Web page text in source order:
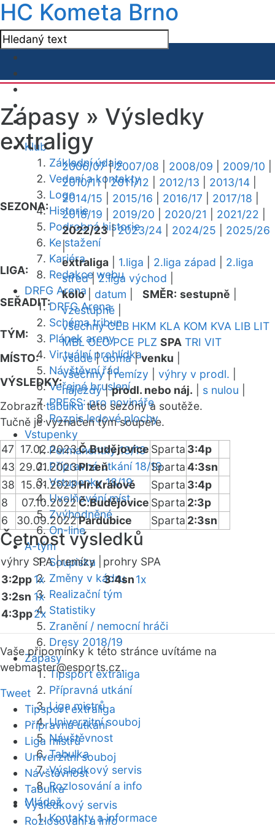
HC Kometa Brno
Klub
Základní údaje
Vedení a kontakty
Logo
Historie
Podrobná historie
Ke stažení
Kariéra
Redakce webu
DRFG Arena
DRFG Arena
Schéma tribun
Plánek areny
Virtuální prohlídka
Návštěvní řád
Veřejné bruslení
PRESS: pro novináře
Rozpis ledové plochy
Vstupenky
Permanentky 18/19
Přípravná utkání 18/19
Vstupenky 18/19
Uvolňování míst
Zvýhodněné
On-line
A-tým
Soupiska
Změny v kádru
Realizační tým
Statistiky
Zranění / nemocní hráči
Dresy 2018/19
Zápasy
Tipsport extraliga
Přípravná utkání
Liga mistrů
Univerzitní souboj
Návštěvnost
Tabulka
Výsledkový servis
Rozlosování a info
Mládež
Kontakty a informace
Zápasy » Výsledky
extraligy
SEZONA:
2006/07|2007/08 2008/09 2009/10
2010/11|2011/12 2012/13 2013/14
2014/15
2015/16 2016/17 2017/18
2018/19
2019/20 2020/21 2021/22
2022/23|2023/24 2024/25
2025/26
|
LIGA:
extraliga 1.liga 2.liga západ
2.liga
střed|2.liga východ
SEŘADIT:
kolo| datum SMĚR: sestupně
vzestupně
TÝM:
všechny CEB HKM KLA KOM KVA LIB LIT
MBL OLO PCE PLZ SPA TRI VIT
MÍSTO:
všude|doma|venku
VÝSLEDKY:
všechny|remízy výhry v prodl.
nájezdy|prodl. nebo náj. s nulou
Zobrazittabulkutéto sezóny a soutěže.
Tučně je vyznačen tým soupeře.
47 17.02.2023Č.Budějovice Sparta 3:4p
43 29.01.2023Plzeň Sparta4:3sn
38 15.01.2023Hr. Králové Sparta 3:4p
8
07.10.2022 Č.Budějovice Sparta 2:3p
6
30.09.2022Pardubice Sparta 2:3sn
Četnost výsledků
výhry SPA |remízy |
prohry SPA
3:2pp1x
3:2sn 1x
4:3pp2x
3:4sn1x
Vaše připomínky k této stránce uvítáme na
webmaster@esports.cz.
Tweet
Tipsport extraliga
Přípravná utkání
Liga mistrů
Univerzitní souboj
Návštěvnost
Tabulka
Výsledkový servis
Rozlosování a info